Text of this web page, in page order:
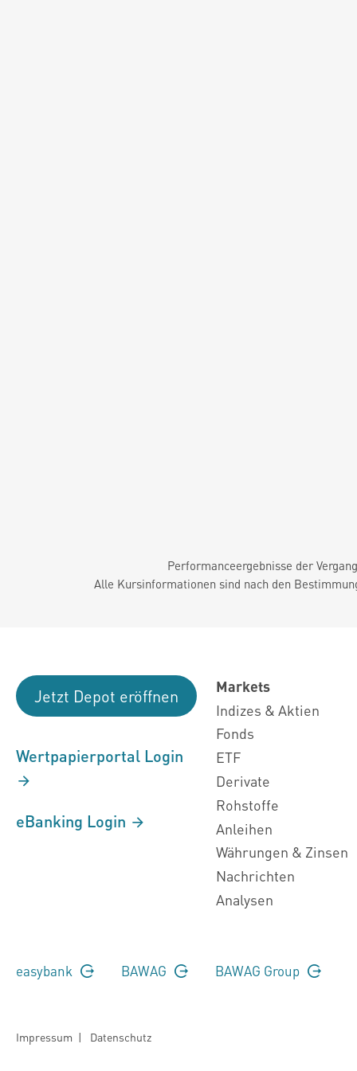
Performanceergebnisse der
Alle Kursinformationen sind nach den
Jetzt Depot eröffnen
Wertpapierportal Login
eBanking Login
Markets
Indizes & Aktien
Fonds
ETF
Derivate
Rohstoffe
Anleihen
Währungen & Zinsen
Nachrichten
Analysen
easybank BAWAG BAWAG Group
Impressum | Datenschutz